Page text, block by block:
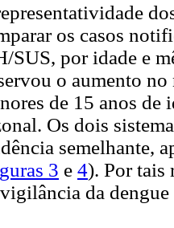
os casos
SUS, por idade e
o aumento
de 15 anos de
Os dois
semelhante,
3 e 4). Por tais
da